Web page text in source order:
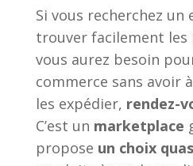
Si vous recherchez
trouver facilement
vous aurez besoin
commerce sans avoir
les expédier, rendez-
C’est un marketplace
propose un choix